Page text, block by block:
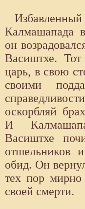
Калмашапада
он
Васиштхе.
царь, в свою
своими
оскорбляй
И
Васиштхе
отшельников
обид. Он
тех пор мирно
своей смерти.